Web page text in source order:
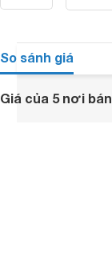
So sánh giá
Giá của 5 nơi bán